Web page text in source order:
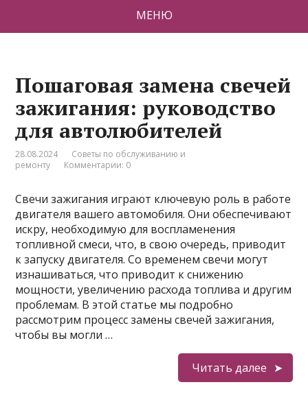
МЕНЮ
Пошаговая замена свечей
зажигания: руководство
для автолюбителей
28.08.2024
Советы по обслуживанию и
ремонту
Комментарии: 0
Свечи зажигания играют ключевую роль в работе
двигателя вашего автомобиля. Они обеспечивают
искру, необходимую для воспламенения
топливной смеси, что, в свою очередь, приводит
к запуску двигателя. Со временем свечи могут
изнашиваться, что приводит к снижению
мощности, увеличению расхода топлива и другим
проблемам. В этой статье мы подробно
рассмотрим процесс замены свечей зажигания,
чтобы вы могли …
Читать далее